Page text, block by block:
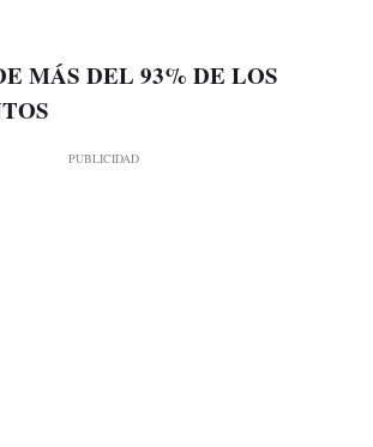
MÁS DEL 93% DE LOS